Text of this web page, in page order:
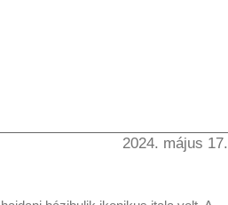
2024. május 17.